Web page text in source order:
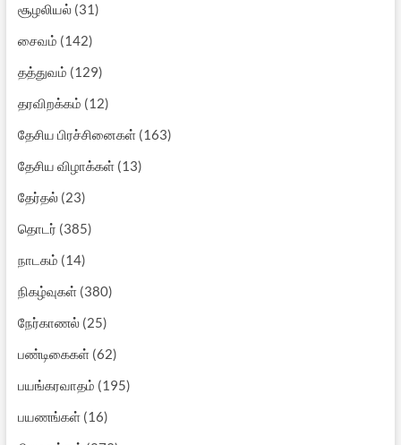
சூழலியல்(31)
சைவம் (142)
தத்துவம் (129)
தரவிறக்கம் (12)
தேசிய பிரச்சினைகள்(163)
தேசிய விழாக்கள்(13)
தேர்தல்(23)
தொடர் (385)
நாடகம் (14)
நிகழ்வுகள்(380)
நேர்காணல்(25)
பண்டிகைகள்(62)
பயங்கரவாதம் (195)
பயணங்கள்(16)